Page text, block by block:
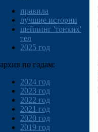
правила
лучшие истории
шейпинг 'тонких'
тел
2025 год
архив по годам:
2024 год
2023 год
2022 год
2021 год
2020 год
2019 год